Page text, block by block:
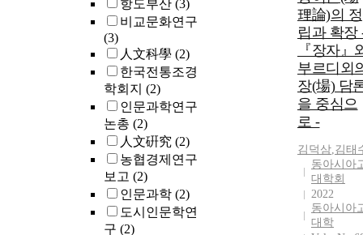
항도부산 (3)
비교문화연구
(3)
人文科學 (2)
한국전통조경
학회지 (2)
인문과학연구
논총 (2)
人文硏究 (2)
농협경제연구
보고 (2)
인문과학 (2)
도시인문학연
구 (2)
理論)의 정
립과 확장
『장자』
부르디외
장(場) 담
을 중심으
로 -
김덕삼,김태
동아시아
대학회
2022
동아시아
대학